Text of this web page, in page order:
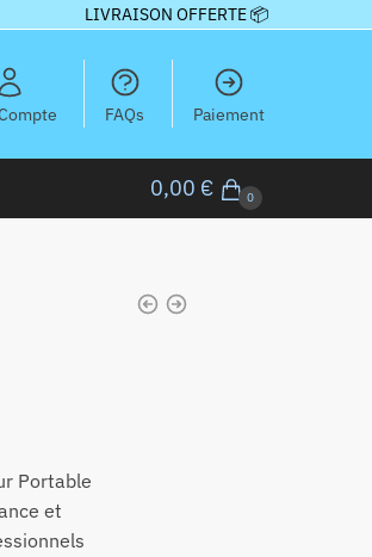
LIVRAISON OFFERTE 📦
FAQs Paiement
0,00 € 0
Portable
et